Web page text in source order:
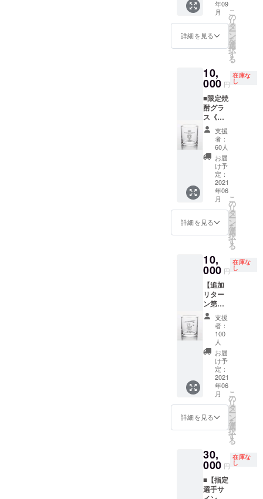
掲出さ
せてい
ただき
ます。
【タオ
ルマフ
イズ】
幅
20cm×
長さ
110cm
※ご支援
金額に
は送料
を含み
ます。
は、選
手の指
可 ※2：
ベスト
ム内/場
所/掲載
期間は
未定
スポン
サー
ボード
に掲出
するお
名前を
「備考
欄」に
ご記載
くださ
特段の
ない場
合はご
本名を
掲出さ
せてい
ただき
ます。
【ペッ
トボト
ルホル
ダーサ
イズ】
23cm×
高さ
20cm×
奥行
8cm ※
ご支援
金額に
を含み
ます。
閉じる
サー
ボード
に名前
を掲載
てサイ
ズ変
更）
※2 ※1：
『選手
サイ
ン』
は、選
手の指
定は不
可 ※2：
ベスト
電器ス
タジア
ム内/場
期間は
未定
サー
ボード
に掲出
するお
名前を
「備考
欄」に
ご記載
くださ
い。
特段の
記載が
ない場
合はご
本名を
せてい
ただき
【扇子
サイ
ズ】幅
35cm×
高さ
21cm ※
☆☆
■【1名
様から
催行】
スペ
シャル
ステー
ジツ
アー
《クラ
ウド
ファン
ディン
グ限
定》
★ホー
ムゲー
ム時の
ベスト
電器ス
タジア
ム内
で、普
や選手
が躍動
する
ピッチ
上をご
案内す
る特別
なバッ
クス
テージ
ツアー
す！！
例）ロ
ビー展
→3F貴
賓室
DJ室
→5Fラ
ウンジ
→イン
タ
年09
月
詳細を見る
こ
の
リ
タ
ー
ン
を
選
択
す
る
10,
000 円
在庫な
し
■限定焼
酎グラ
ス《ク
ラウド
ファン
ディン
グ限
定》 特
①・・
【選手
直筆サ
イン入
り】オ
リジナ
ルデザ
スト
カード
《クラ
ウド
ファン
ディン
グ限
定》
※1 特典
②・・
スポン
サー
ボード
に名前
を掲載
（ご支
援金額
によっ
※2 ※1：
『選手
サイ
ン』
は、選
支援
者：
60人
お届
け予
定：
2021
年06
月
詳細を見る
こ
の
リ
タ
ー
ン
を
選
択
す
る
10,
000 円
在庫な
し
【追加
リター
ン第２
弾!!】 ■
限定
［新デ
ザイ
ン］焼
酎グラ
ス《ク
ラウド
ファン
ディン
グ限定
－ア
んver》
①・・
【選手
直筆サ
イン入
り】オ
支援
者：
100
人
お届
け予
定：
2021
年06
月
詳細を見る
こ
の
リ
タ
ー
ン
を
選
択
す
る
30,
000 円
在庫な
し
■【指定
選手サ